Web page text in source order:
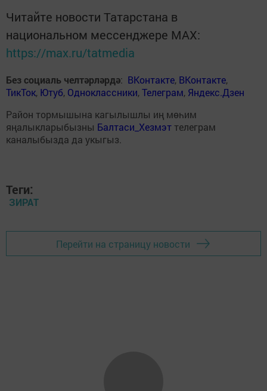
Читайте новости Татарстана в
национальном мессенджере MАХ:
https://max.ru/tatmedia
Без социаль челтәрләрдә: ВКонтакте, ВКонтакте,
ТикТок, Ютуб, Одноклассники,Телеграм, Яндекс.Дзен
Район тормышына кагылышлы иң мөһим
яңалыкларыбызны Балтаси_Хезмэт телеграм
каналыбызда да укыгыз.
Теги:
ЗИРАТ
Перейти на страницу новости